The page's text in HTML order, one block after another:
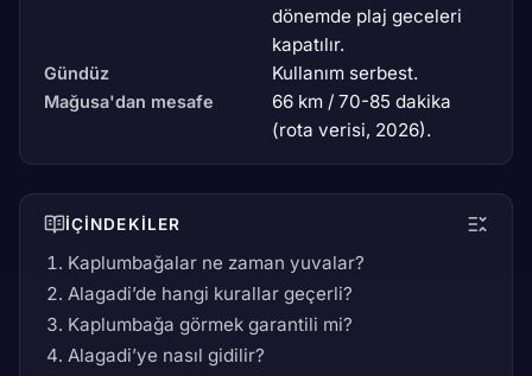
dönemde plaj geceleri
kapatılır.
Gündüz Kullanım serbest.
Mağusa'dan mesafe
66 km / 70-85 dakika
(rota verisi, 2026).
İÇINDEKILER
Kaplumbağalar ne zaman yuvalar?
Alagadi’de hangi kurallar geçerli?
Kaplumbağa görmek garantili mi?
Alagadi’ye nasıl gidilir?